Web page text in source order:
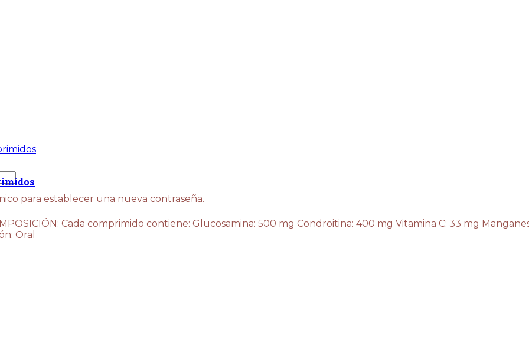
para establecer una nueva contraseña.
Cada comprimido contiene: Glucosamina: 500 mg Condroitina: 400 mg Vitamina C: 33 mg
Oral